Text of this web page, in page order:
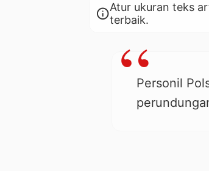
infoAtur ukuran teks
terbaik.
Personil